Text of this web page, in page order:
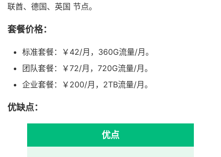
联酋、德国、英国 节点。
套餐价格：
标准套餐：￥42/月，360G流量/月。
团队套餐：￥72/月，720G流量/月。
企业套餐：￥200/月，2TB流量/月。
优缺点：
优点